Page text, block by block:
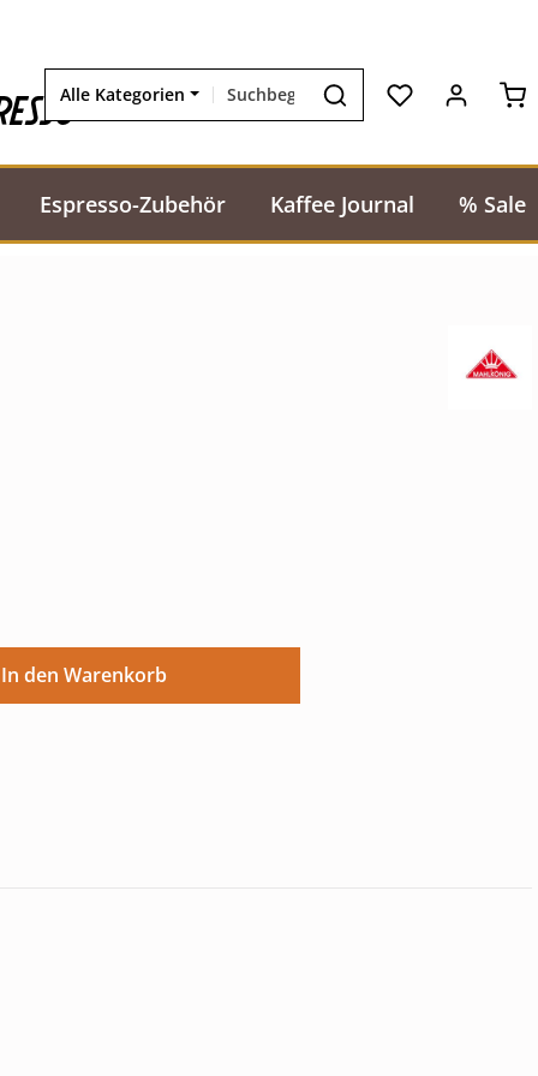
Alle Kategorien
Espresso-Zubehör Kaffee Journal % Sale
Wert ein oder benutze die
In den Warenkorb